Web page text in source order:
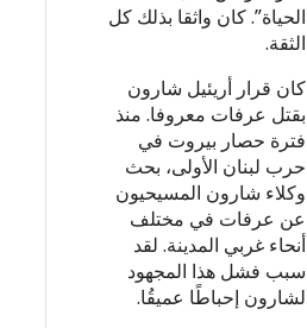
الحياة”. كان واثقا بذلك كل
الثقة.
كان قرار أريئيل شارون
بقتل عرفات معروفا. منذ
فترة حصار بيروت في
حرب لبنان الأولى، بحث
وكلاء شارون المسيحيون
عن عرفات في مختلف
أنحاء غربي المدينة. لقد
سبب فشل هذا المجهود
لشارون إحباطًا عميقُا.